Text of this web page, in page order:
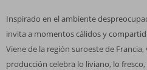
Inspirado en el ambiente
invita a momentos cálidos y
Viene de la región suroeste de
producción celebra lo liviano, lo